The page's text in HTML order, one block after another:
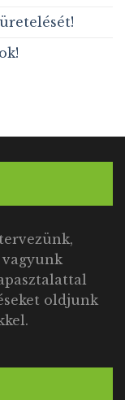
oldjunk